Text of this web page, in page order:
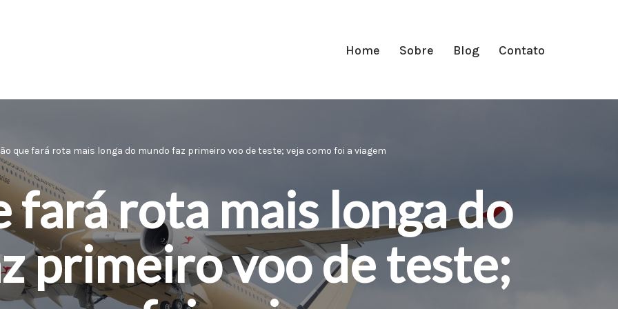
Home Sobre Blog Contato
que fará rota mais longa do mundo faz primeiro voo de teste; veja como foi a viagem
fará rota mais longa do
primeiro voo de teste;